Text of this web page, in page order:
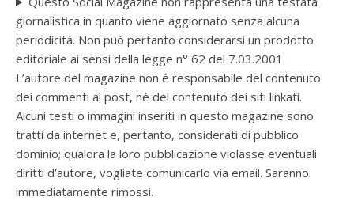
giornalistica in quanto viene aggiornato senza alcuna
periodicità. Non può pertanto considerarsi un prodotto
editoriale ai sensi della legge n° 62 del 7.03.2001.
L’autore del magazine non è responsabile del contenuto
dei commenti ai post, nè del contenuto dei siti linkati.
Alcuni testi o immagini inseriti in questo magazine sono
tratti da internet e, pertanto, considerati di pubblico
dominio; qualora la loro pubblicazione violasse eventuali
diritti d’autore, vogliate comunicarlo via email. Saranno
immediatamente rimossi.